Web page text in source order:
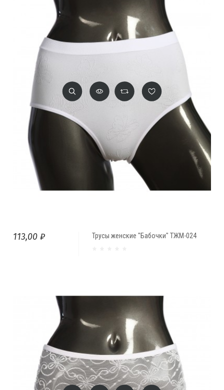
Трусы женские "Бабочки" ТЖМ-024
113,00 ₽